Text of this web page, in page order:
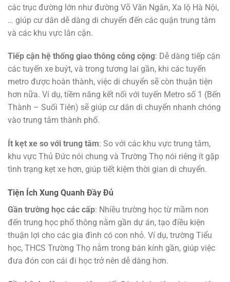
các trục đường lớn như đường Võ Văn Ngân, Xa lộ Hà Nội,
… giúp cư dân dễ dàng di chuyển đến các quận trung tâm
và các khu vực lân cận.
Tiếp cận hệ thống giao thông công cộng: Dễ dàng tiếp cận
các tuyến xe buýt, và trong tương lai gần, khi các tuyến
metro được hoàn thành, việc di chuyển sẽ còn thuận tiện
hơn nữa. Ví dụ, tiềm năng kết nối với tuyến Metro số 1 (Bến
Thành – Suối Tiên) sẽ giúp cư dân di chuyển nhanh chóng
vào trung tâm thành phố.
Ít kẹt xe so với trung tâm: So với các khu vực trung tâm,
khu vực Thủ Đức nói chung và Trường Thọ nói riêng ít gặp
tình trạng kẹt xe hơn, giúp tiết kiệm thời gian di chuyển.
Tiện Ích Xung Quanh Đầy Đủ
Gần trường học các cấp: Nhiều trường học từ mầm non
đến trung học phổ thông nằm gần dự án, tạo điều kiện
thuận lợi cho các gia đình có con nhỏ. Ví dụ, trường Tiểu
học, THCS Trường Thọ nằm trong bán kính gần, giúp việc
đưa đón con cái đi học trở nên dễ dàng hơn.